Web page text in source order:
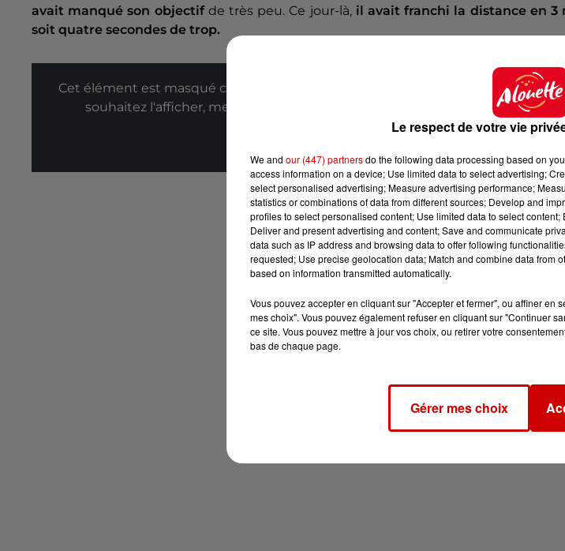
avait manqué son objectifde très peu. Ce jour-là, il avait franchi la distance en 3
soit quatre secondes de trop.
Cet élément est masqué compte-tenu du refus du dépôt de cookies que vous
souhaitez l'afficher, merci de nous donner votre accord en cliquant sur le
Le respect de votre vie
We and our (447) partnersdo the following data processing based on
access information on a device; Use limited data to select advertising;
select personalised advertising; Measure advertising performance;
statistics or combinations of data from different sources; Develop and
profiles to select personalised content; Use limited data to select
Deliver and present advertising and content; Save and communicate
data such as IP address and browsing data to offer following
requested; Use precise geolocation data; Match and combine data from
based on information transmitted automatically.
Vous pouvez accepter en cliquant sur "Accepter et fermer", ou affiner en
mes choix". Vous pouvez également refuser en cliquant sur "Continuer
ce site. Vous pouvez mettre à jour vos choix, ou retirer votre
bas de chaque page.
Gérer mes choix